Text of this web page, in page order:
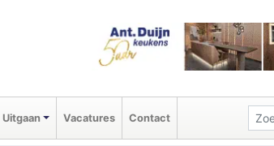
Uitgaan Vacatures Contact